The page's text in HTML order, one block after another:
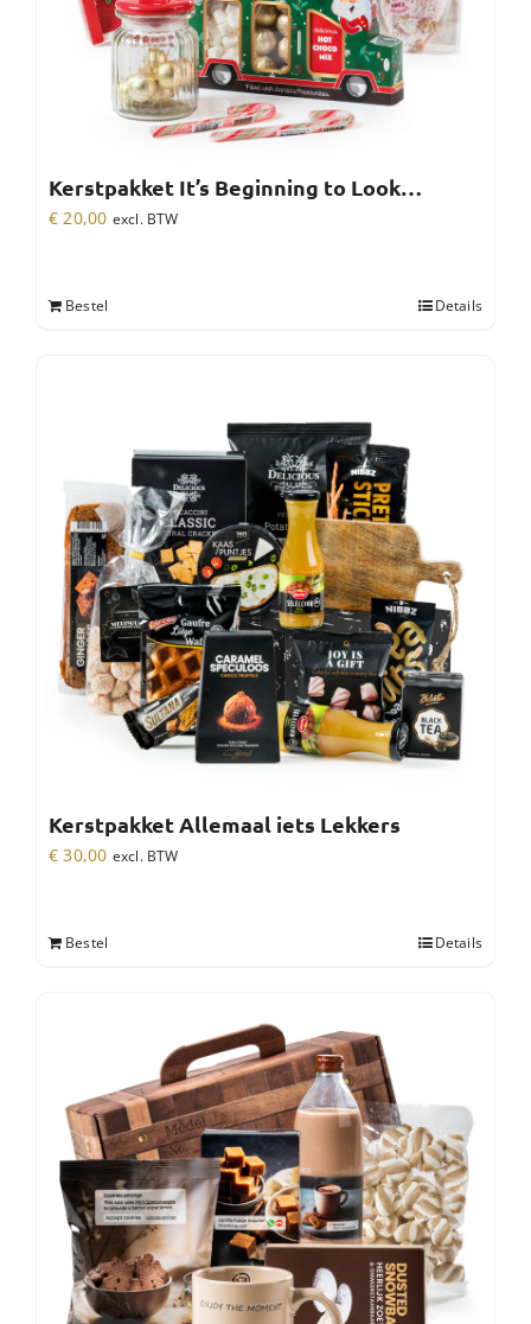
Kerstpakket It’s Beginning to Look…
€ 20,00 excl. BTW
Bestel Details
Kerstpakket Allemaal iets Lekkers
€ 30,00 excl. BTW
Bestel Details